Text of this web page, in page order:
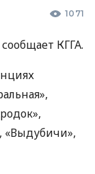
1071
КГГА.
«Выдубичи»,